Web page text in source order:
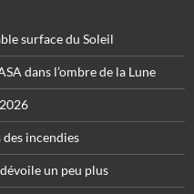
surface du Soleil
dans l’ombre de la Lune
des incendies
un peu plus